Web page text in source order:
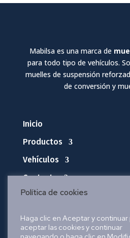
Mabilsa es una marca de
para todo tipo de vehículos.
muelles de suspensión
de conversión y
Inicio
Productos
Vehículos
Contacto
Política de cookies
Política de cookies
Haga clic en Aceptar y continuar
aceptar las cookies y continuar